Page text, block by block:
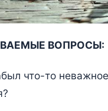
ВОПРОСЫ:
что-то